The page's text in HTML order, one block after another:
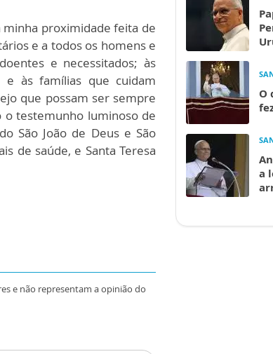
minha proximidade feita de
e a todos os homens e
e necessitados; às
e às famílias que cuidam
que possam ser sempre
o testemunho luminoso de
São João de Deus e São
de saúde, e Santa Teresa
e não representam a opinião do
O
a